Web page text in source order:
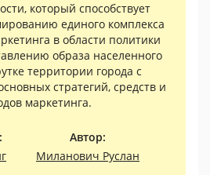
который способствует
единого комплекса
в области политики
образа населенного
территории города с
стратегий, средств и
маркетинга.
Автор:
Миланович Руслан